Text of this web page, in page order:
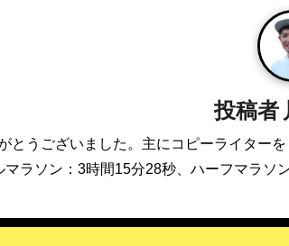
投稿者
とうございました。主にコピーライター
マラソン：3時間15分28秒、ハーフマラソ